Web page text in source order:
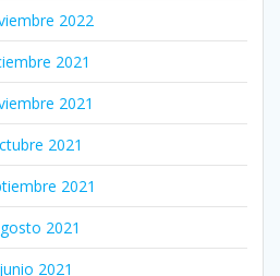
2022
2021
2021
2021
2021
2021
junio 2021